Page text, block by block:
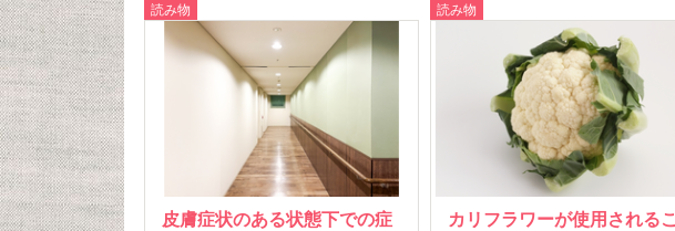
読み物
皮膚症状のある状態下での症
読み物
カリフラワーが使用されるこ